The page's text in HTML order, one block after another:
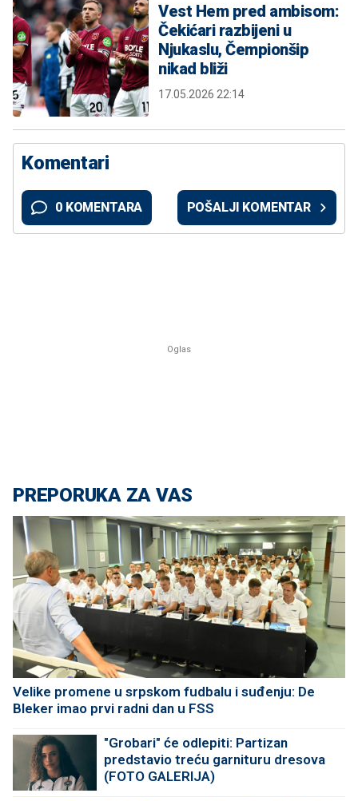
Vest Hem pred ambisom:
Čekićari razbijeni u
Njukaslu, Čempionšip
nikad bliži
17.05.2026 22:14
Komentari
0 KOMENTARA POŠALJI KOMENTAR
PREPORUKA ZA VAS
Velike promene u srpskom fudbalu i suđenju: De
Bleker imao prvi radni dan u FSS
"Grobari" će odlepiti: Partizan
predstavio treću garnituru dresova
(FOTO GALERIJA)